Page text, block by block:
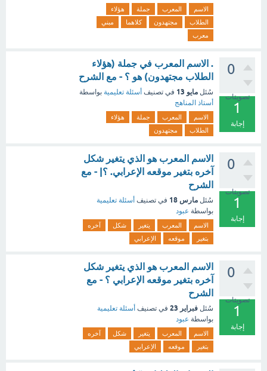
الاسم المعرب جملة
هؤلاء
الطلاب
مجتهدون كلاهما
مبني
معرب
0
تصويتات
1
إجابة
. الاسم المعرب في جملة (هؤلاء
الطلاب مجتهدون) هو ؟ - مع الشرح
سُئل مايو 13 في تصنيف أسئلة تعليمية بواسطة
أستاذ المناهج
الاسم المعرب جملة
هؤلاء
الطلاب
مجتهدون
0
تصويتات
1
إجابة
الاسم المعرب هو الذي يتغير شكل
آخره بتغير موقعه الإعرابي. ؟| - مع
الشرح
سُئل مارس 18 في تصنيف أسئلة تعليمية
بواسطة عبود
الاسم المعرب يتغير شكل
آخره
بتغير
موقعه الإعرابي
0
تصويتات
1
إجابة
الاسم المعرب هو الذي يتغير شكل
آخره بتغير موقعه الإعرابي ؟ - مع
الشرح
سُئل فبراير 23 في تصنيف أسئلة تعليمية
بواسطة عبود
الاسم المعرب يتغير شكل
آخره
بتغير
موقعه الإعرابي